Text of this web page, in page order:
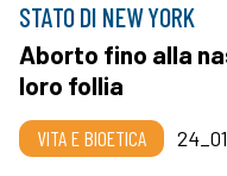
STATO DI NEW YORK
Aborto fino alla
loro follia
VITA E BIOETICA